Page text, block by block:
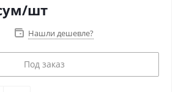
/шт
Нашли дешевле?
Под заказ